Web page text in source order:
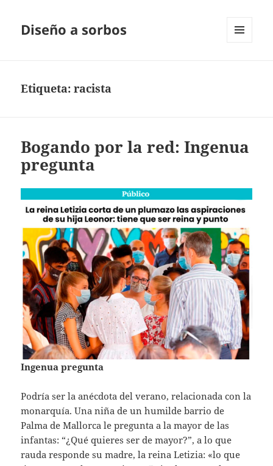
Diseño a sorbos
Etiqueta:racista
Bogando por la red: Ingenua
pregunta
Ingenua pregunta
Podría ser la anécdota del verano, relacionada con la
monarquía. Una niña de un humilde barrio de
Palma de Mallorca le pregunta a la mayor de las
infantas: “¿Qué quieres ser de mayor?”, a lo que
rauda responde su madre, la reina Letizia: «lo que